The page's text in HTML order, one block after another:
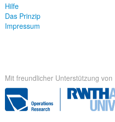
Hilfe
Das Prinzip
Impressum
Mit freundlicher Unterstützung von